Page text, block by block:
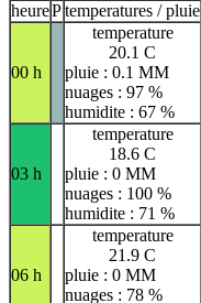
heurePtemperatures / pluie
00 h
temperature
20.1 C
pluie : 0.1 MM
nuages : 97 %
humidite : 67 %
03 h
temperature
18.6 C
pluie : 0 MM
nuages : 100 %
humidite : 71 %
06 h
temperature
21.9 C
pluie : 0 MM
nuages : 78 %